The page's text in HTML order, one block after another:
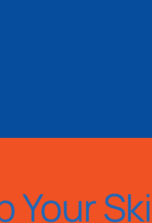
Your